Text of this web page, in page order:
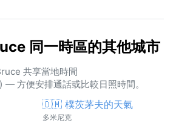
同一時區的其他城市
共享當地時間
方便安排通話或比較日照時間。
🇩🇲 樸茨茅夫的天氣
多米尼克